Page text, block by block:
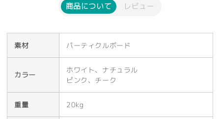
商品について レビュー
素材 パーティクルボード
カラー
ホワイト、ナチュラル
ピンク、チーク
重量 20kg